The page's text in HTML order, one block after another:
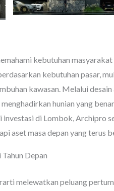
kebutuhan
kebutuhan pasar,
kawasan. Melalui
hunian yang
di Lombok, Archipro
aset masa depan yang terus
Depan
melewatkan peluang